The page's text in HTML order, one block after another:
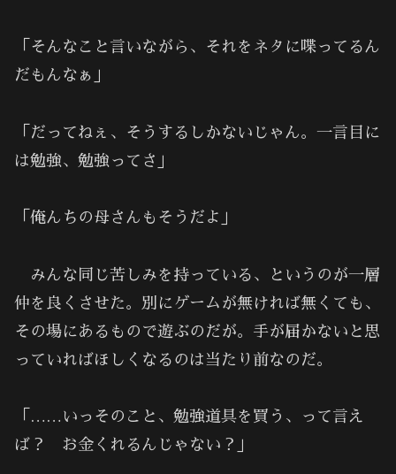
「そんなこと言いながら、それをネタに喋ってるん
だもんなぁ」
「だってねぇ、そうするしかないじゃん。一言目に
は勉強、勉強ってさ」
「俺んちの母さんもそうだよ」
みんな同じ苦しみを持っている、というのが一層
仲を良くさせた。別にゲームが無ければ無くても、
その場にあるもので遊ぶのだが。手が届かないと思
っていればほしくなるのは当たり前なのだ。
「……いっそのこと、勉強道具を買う、って言え
ば？ お金くれるんじゃない？」